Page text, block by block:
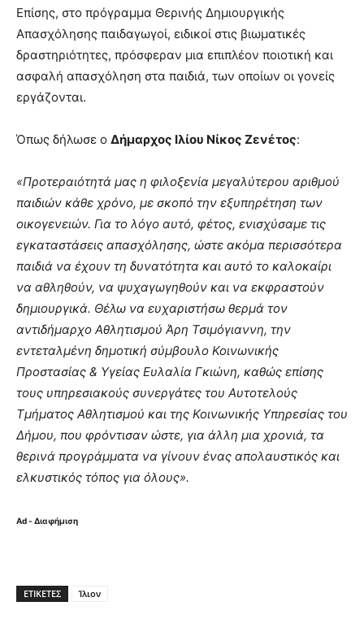
Επίσης, στο πρόγραμμα Θερινής Δημιουργικής
Απασχόλησης παιδαγωγοί, ειδικοί στις βιωματικές
δραστηριότητες, πρόσφεραν μια επιπλέον ποιοτική και
ασφαλή απασχόληση στα παιδιά, των οποίων οι γονείς
εργάζονται.
Όπως δήλωσε ο Δήμαρχος Ιλίου Νίκος Ζενέτος:
«Προτεραιότητά μας η φιλοξενία μεγαλύτερου αριθμού
παιδιών κάθε χρόνο, με σκοπό την εξυπηρέτηση των
οικογενειών. Για το λόγο αυτό, φέτος, ενισχύσαμε τις
εγκαταστάσεις απασχόλησης, ώστε ακόμα περισσότερα
παιδιά να έχουν τη δυνατότητα και αυτό το καλοκαίρι
να αθληθούν, να ψυχαγωγηθούν και να εκφραστούν
δημιουργικά. Θέλω να ευχαριστήσω θερμά τον
αντιδήμαρχο Αθλητισμού Άρη Τσιμόγιαννη, την
εντεταλμένη δημοτική σύμβουλο Κοινωνικής
Προστασίας & Υγείας Ευλαλία Γκιώνη, καθώς επίσης
τους υπηρεσιακούς συνεργάτες του Αυτοτελούς
Τμήματος Αθλητισμού και της Κοινωνικής Υπηρεσίας του
Δήμου, που φρόντισαν ώστε, για άλλη μια χρονιά, τα
θερινά προγράμματα να γίνουν ένας απολαυστικός και
ελκυστικός τόπος για όλους».
Ad - Διαφήμιση
ΕΤΙΚΈΤΕΣ Ίλιον